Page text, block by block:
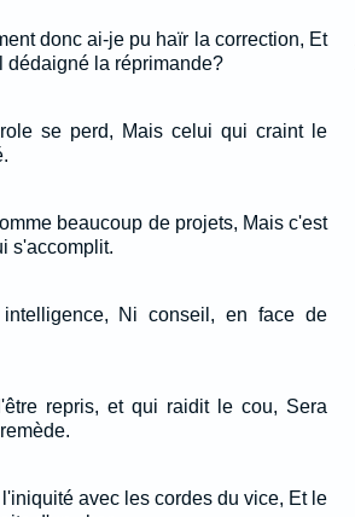
donc ai-je pu haïr la correction, Et
dédaigné la réprimande?
se perd, Mais celui qui craint le
beaucoup de projets, Mais c'est
s'accomplit.
Ni conseil, en face de
repris, et qui raidit le cou, Sera
avec les cordes du vice, Et le